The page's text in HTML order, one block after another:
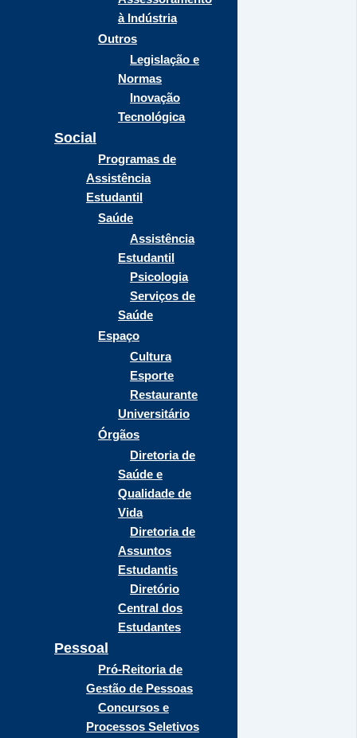
à Indústria
Outros
Legislação e
Normas
Inovação
Tecnológica
Social
Programas de
Assistência
Estudantil
Saúde
Assistência
Estudantil
Psicologia
Serviços de
Saúde
Espaço
Cultura
Esporte
Restaurante
Universitário
Órgãos
Diretoria de
Saúde e
Qualidade de
Vida
Diretoria de
Assuntos
Estudantis
Diretório
Central dos
Estudantes
Pessoal
Pró-Reitoria de
Gestão de Pessoas
Concursos e
Processos Seletivos